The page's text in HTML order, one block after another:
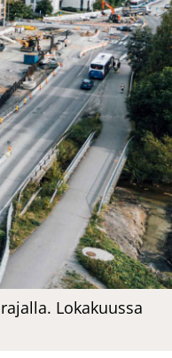
Lokakuussa